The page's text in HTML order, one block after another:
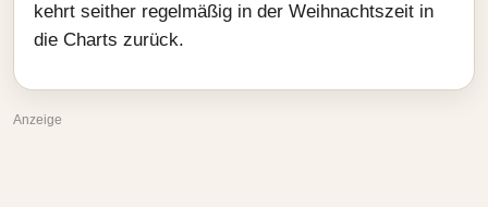
kehrt seither regelmäßig in der Weihnachtszeit in
die Charts zurück.
Anzeige